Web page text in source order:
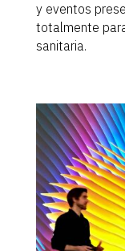
y eventos
totalmente
sanitaria.